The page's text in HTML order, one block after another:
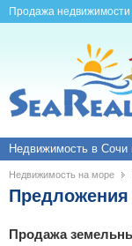
Продажа недвижимости
Недвижимость в Сочи
Недвижимость на море
Продажа